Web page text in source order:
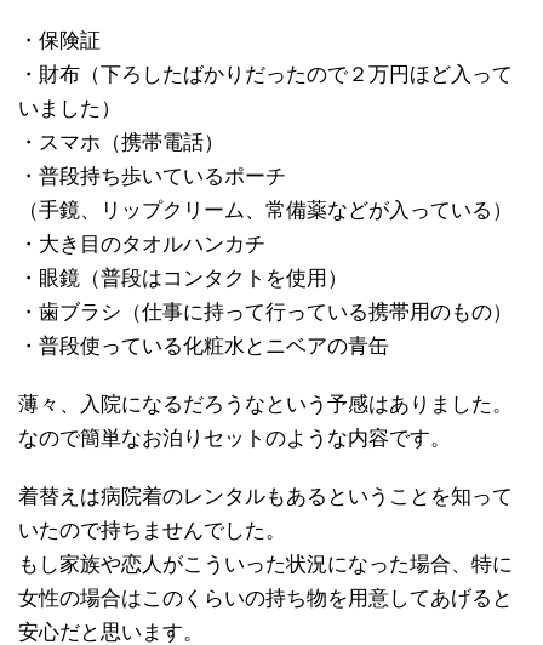
・保険証
・財布（下ろしたばかりだったので２万円ほど入って
いました）
・スマホ（携帯電話）
・普段持ち歩いているポーチ
（手鏡、リップクリーム、常備薬などが入っている）
・大き目のタオルハンカチ
・眼鏡（普段はコンタクトを使用）
・歯ブラシ（仕事に持って行っている携帯用のもの）
・普段使っている化粧水とニベアの青缶
薄々、入院になるだろうなという予感はありました。
なので簡単なお泊りセットのような内容です。
着替えは病院着のレンタルもあるということを知って
いたので持ちませんでした。
もし家族や恋人がこういった状況になった場合、特に
女性の場合はこのくらいの持ち物を用意してあげると
安心だと思います。